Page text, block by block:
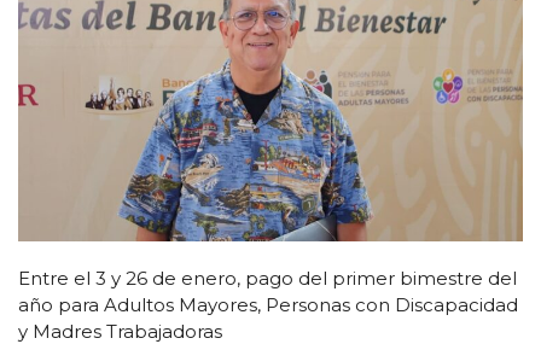
Entre el 3 y 26 de enero, pago del primer bimestre del
año para Adultos Mayores, Personas con Discapacidad
y Madres Trabajadoras